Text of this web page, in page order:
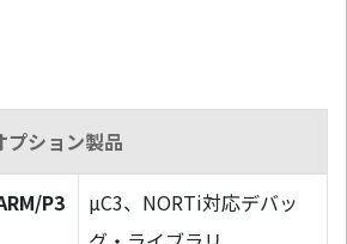
プション製品
P3
µC3、NORTi対応デバッ